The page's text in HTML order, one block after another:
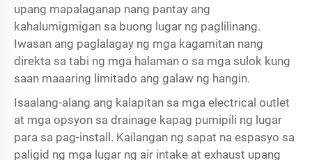
upang mapalaganap nang pantay ang
kahalumigmigan sa buong lugar ng paglilinang.
Iwasan ang paglalagay ng mga kagamitan nang
direkta sa tabi ng mga halaman o sa mga sulok kung
saan maaaring limitado ang galaw ng hangin.
Isaalang-alang ang kalapitan sa mga electrical outlet
at mga opsyon sa drainage kapag pumipili ng lugar
para sa pag-install. Kailangan ng sapat na espasyo sa
paligid ng mga lugar ng air intake at exhaust upang